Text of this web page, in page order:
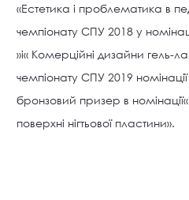
«Естетика і проблематика в
чемпіонату СПУ 2018 у
»і« Комерційні дизайни гель-
чемпіонату СПУ 2019 номінації
бронзовий призер в
поверхні нігтьової пластини».